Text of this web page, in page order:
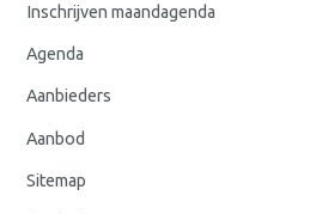
Inschrijven maandagenda
Agenda
Aanbieders
Aanbod
Sitemap